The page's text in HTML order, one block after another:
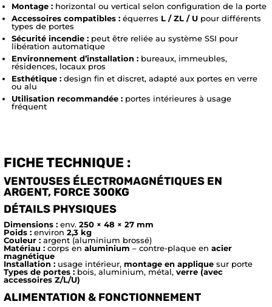
Montage : horizontal ou vertical selon configuration de la porte
Accessoires compatibles : équerres L / ZL / U pour différents
types de portes
Sécurité incendie : peut être reliée au système SSI pour
libération automatique
Environnement d’installation : bureaux, immeubles,
résidences, locaux pros
Esthétique : design fin et discret, adapté aux portes en verre
ou alu
Utilisation recommandée : portes intérieures à usage
fréquent
FICHE TECHNIQUE :
VENTOUSES ÉLECTROMAGNÉTIQUES EN
ARGENT, FORCE 300KG
DÉTAILS PHYSIQUES
Dimensions : env. 250 × 48 × 27 mm
Poids : environ 2,3 kg
Couleur : argent (aluminium brossé)
Matériau : corps en aluminium – contre-plaque en acier
magnétique
Installation : usage intérieur, montage en applique sur porte
Types de portes :bois, aluminium, métal, verre (avec
accessoires Z/L/U)
ALIMENTATION & FONCTIONNEMENT